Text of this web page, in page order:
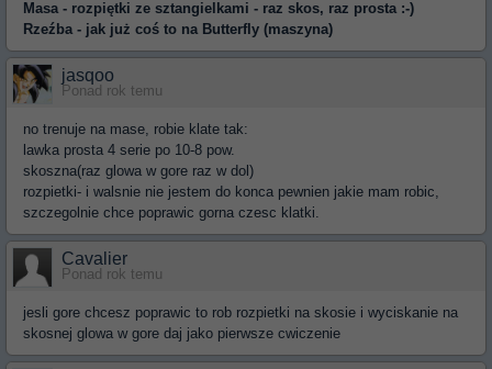
Masa - rozpiętki ze sztangielkami - raz skos, raz prosta :-)
Rzeźba - jak już coś to na Butterfly (maszyna)
jasqoo
Ponad rok temu
no trenuje na mase, robie klate tak:
lawka prosta 4 serie po 10-8 pow.
skoszna(raz glowa w gore raz w dol)
rozpietki- i walsnie nie jestem do konca pewnien jakie mam robic,
szczegolnie chce poprawic gorna czesc klatki.
Cavalier
Ponad rok temu
jesli gore chcesz poprawic to rob rozpietki na skosie i wyciskanie na
skosnej glowa w gore daj jako pierwsze cwiczenie